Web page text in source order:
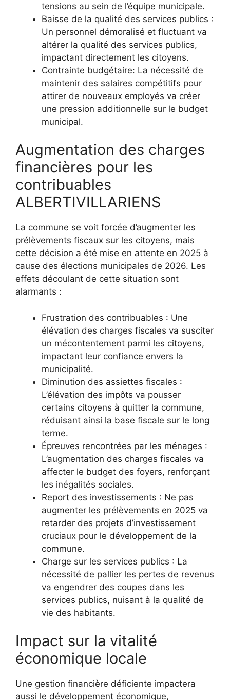
tensions au sein de l’équipe municipale.
Baisse de la qualité des services publics :
Un personnel démoralisé et fluctuant va
altérer la qualité des services publics,
impactant directement les citoyens.
Contrainte budgétaire: La nécessité de
maintenir des salaires compétitifs pour
attirer de nouveaux employés va créer
une pression additionnelle sur le budget
municipal.
Augmentation des charges
financières pour les
contribuables
ALBERTIVILLARIENS
La commune se voit forcée d’augmenter les
prélèvements fiscaux sur les citoyens, mais
cette décision a été mise en attente en 2025 à
cause des élections municipales de 2026. Les
effets découlant de cette situation sont
alarmants :
Frustration des contribuables : Une
élévation des charges fiscales va susciter
un mécontentement parmi les citoyens,
impactant leur confiance envers la
municipalité.
Diminution des assiettes fiscales :
L’élévation des impôts va pousser
certains citoyens à quitter la commune,
réduisant ainsi la base fiscale sur le long
terme.
Épreuves rencontrées par les ménages :
L’augmentation des charges fiscales va
affecter le budget des foyers, renforçant
les inégalités sociales.
Report des investissements : Ne pas
augmenter les prélèvements en 2025 va
retarder des projets d’investissement
cruciaux pour le développement de la
commune.
Charge sur les services publics : La
nécessité de pallier les pertes de revenus
va engendrer des coupes dans les
services publics, nuisant à la qualité de
vie des habitants.
Impact sur la vitalité
économique locale
Une gestion financière déficiente impactera
aussi le développement économique,